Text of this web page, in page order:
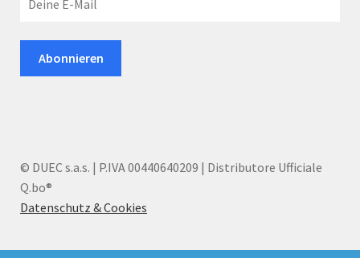
© DUEC s.a.s. | P.IVA 00440640209 | Distributore Ufficiale
Q.bo®
Datenschutz & Cookies